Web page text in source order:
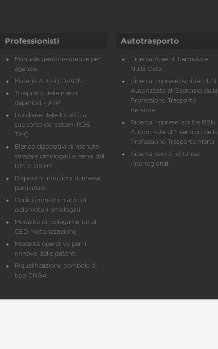
Professionisti
Manuale gestione utenze per
agenzie
Materia ADR-RID-ADN
Trasporto delle merci
deperibili - ATP
Database delle località a
supporto dei sistemi RDS
TMC
Elenco dispositivi di ritenuta
stradale omologati ai sensi del
DM 21.06.04
Dispositivi riduzioni di massa
particolato
Codici immatricolativi di
ciclomotori omologati
Modalità di collegamento al
CED motorizzazione
Modalità operative per il
rinnovo delle patenti
Riqualificazione bombole di
tipo CNG4
Autotrasporto
Ricerca Aree di Fermata e
Nulla Osta
Ricerca Imprese Iscritte REN
Autorizzate all'Esercizio della
Professione Trasporto
Persone
Ricerca Imprese iscritte REN
Autorizzate all'Esercizio della
Professione Trasporto Merci
Ricerca Servizi di Linea
Interregionali